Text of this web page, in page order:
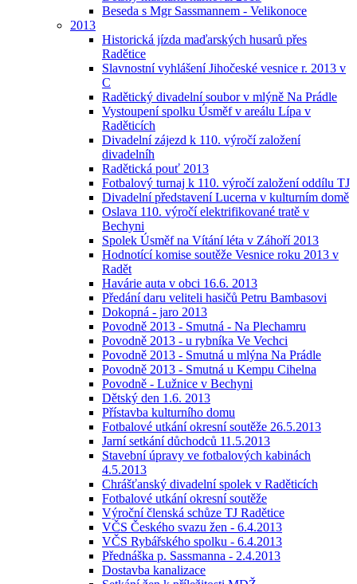
Beseda s Mgr Sassmannem - Velikonoce
2013
Historická jízda maďarských husarů přes
Radětice
Slavnostní vyhlášení Jihočeské vesnice r. 2013 v
C
Radětický divadelní soubor v mlýně Na Prádle
Vystoupení spolku Úsměf v areálu Lípa v
Raděticích
Divadelní zájezd k 110. výročí založení
divadelníh
Radětická pouť 2013
Fotbalový turnaj k 110. výročí založení oddílu TJ
Divadelní představení Lucerna v kulturním domě
Oslava 110. výročí elektrifikované tratě v
Bechyni
Spolek Úsměf na Vítání léta v Záhoří 2013
Hodnotící komise soutěže Vesnice roku 2013 v
Radět
Havárie auta v obci 16.6. 2013
Předání daru veliteli hasičů Petru Bambasovi
Dokopná - jaro 2013
Povodně 2013 - Smutná - Na Plechamru
Povodně 2013 - u rybníka Ve Vechci
Povodně 2013 - Smutná u mlýna Na Prádle
Povodně 2013 - Smutná u Kempu Cihelna
Povodně - Lužnice v Bechyni
Dětský den 1.6. 2013
Přístavba kulturního domu
Fotbalové utkání okresní soutěže 26.5.2013
Jarní setkání důchodců 11.5.2013
Stavební úpravy ve fotbalových kabinách
4.5.2013
Chrášťanský divadelní spolek v Raděticích
Fotbalové utkání okresní soutěže
Výroční členská schůze TJ Radětice
VČS Českého svazu žen - 6.4.2013
VČS Rybářského spolku - 6.4.2013
Přednáška p. Sassmanna - 2.4.2013
Dostavba kanalizace